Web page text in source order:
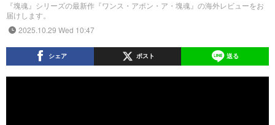
『塊魂』シリーズの最新作『ワンス・アポン・ア・塊魂』の海外レビューをお
届けします。
2025.10.29 Wed 10:47
シェア ポスト 送る